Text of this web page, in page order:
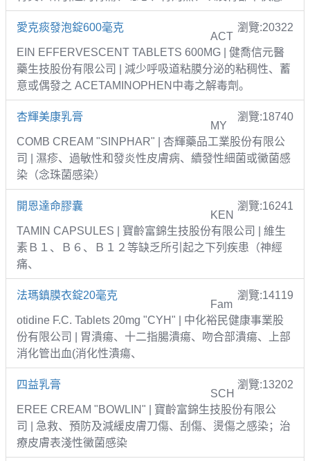
愛克痰發泡錠600毫克 瀏覽:20322
ACT
EIN EFFERVESCENT TABLETS 600MG | 健喬信元醫
藥生技股份有限公司 | 減少呼吸道粘膜分泌的粘稠性、蓄
意或偶發之 ACETAMINOPHEN中毒之解毒劑。
杏輝美康乳膏 瀏覽:18740
MY
COMB CREAM "SINPHAR" | 杏輝藥品工業股份有限公
司 | 濕疹、過敏性和發炎性皮膚病、續發性細菌或黴菌感
染（念珠菌感染）
開恩達命膠囊 瀏覽:16241
KEN
TAMIN CAPSULES | 寶齡富錦生技股份有限公司 | 維生
素Ｂ１、Ｂ６、Ｂ１２等缺乏所引起之下列疾患（神經
痛、
法瑪鎮膜衣錠20毫克 瀏覽:14119
Fam
otidine F.C. Tablets 20mg "CYH" | 中化裕民健康事業股
份有限公司 | 胃潰瘍、十二指腸潰瘍、吻合部潰瘍、上部
消化管出血(消化性潰瘍、
四益乳膏 瀏覽:13202
SCH
EREE CREAM "BOWLIN" | 寶齡富錦生技股份有限公
司 | 急救、預防及減緩皮膚刀傷、刮傷、燙傷之感染；治
療皮膚表淺性黴菌感染